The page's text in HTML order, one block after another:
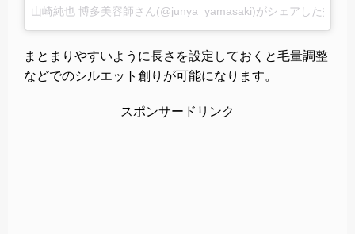
山崎純也 博多美容師さん(@junya_yamasaki)がシェアした投稿
まとまりやすいように長さを設定しておくと毛量調整
などでのシルエット創りが可能になります。
スポンサードリンク